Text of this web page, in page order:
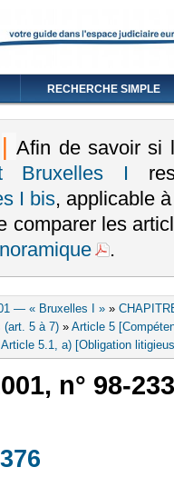
RECHERCHE SIMPLE
| Afin de savoir si
Bruxelles I
I bis, applicable
comparer les
.
— « Bruxelles I » »
(art. 5 à 7) » Article 5
Article 5.1, a) [Obligation
n° 98-